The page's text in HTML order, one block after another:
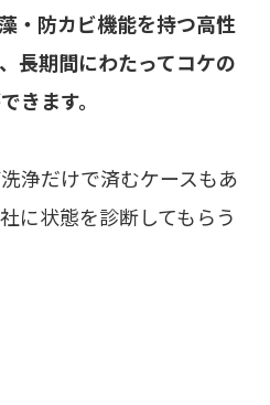
・防カビ機能を持つ高性
長期間にわたってコケの
きます。
浄だけで済むケースもあ
に状態を診断してもらう